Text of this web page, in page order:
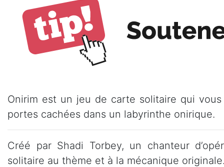
Onirim est un jeu de carte solitaire qui
portes cachées dans un labyrinthe onirique.
Créé par Shadi Torbey, un chanteur
solitaire au thème et à la mécanique